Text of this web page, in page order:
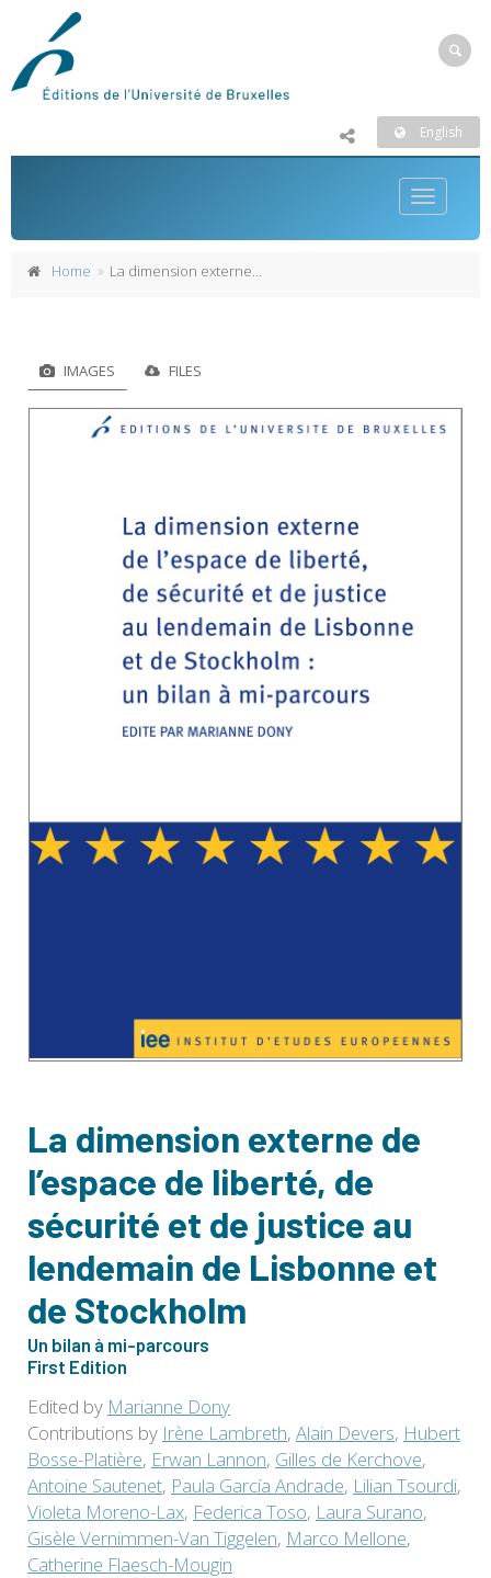
English
Toggle
Home La dimension externe de l’espace de liberté, de sécurité et de justice au lendemain de Lisbonne et de Stockholm
IMAGES FILES
La dimension externe de
l’espace de liberté, de
sécurité et de justice au
lendemain de Lisbonne et
de Stockholm
Un bilan à mi-parcours
First Edition
Edited by Marianne Dony
Contributions by Irène Lambreth, Alain Devers, Hubert
Bosse-Platière, Erwan Lannon, Gilles de Kerchove,
Antoine Sautenet, Paula García Andrade, Lilian Tsourdi,
Violeta Moreno-Lax, Federica Toso, Laura Surano,
Gisèle Vernimmen-Van Tiggelen, Marco Mellone,
Catherine Flaesch-Mougin